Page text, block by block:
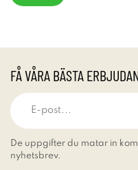
FÅ VÅRA BÄSTA
De uppgifter du matar in
nyhetsbrev.